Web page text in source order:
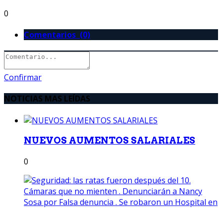
0
Comentarios (0)
Confirmar
NOTICIAS MAS LEÍDAS
NUEVOS AUMENTOS SALARIALES
0